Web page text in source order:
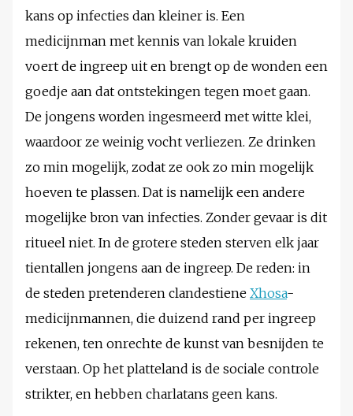
kans op infecties dan kleiner is. Een
medicijnman met kennis van lokale kruiden
voert de ingreep uit en brengt op de wonden een
goedje aan dat ontstekingen tegen moet gaan.
De jongens worden ingesmeerd met witte klei,
waardoor ze weinig vocht verliezen. Ze drinken
zo min mogelijk, zodat ze ook zo min mogelijk
hoeven te plassen. Dat is namelijk een andere
mogelijke bron van infecties. Zonder gevaar is dit
ritueel niet. In de grotere steden sterven elk jaar
tientallen jongens aan de ingreep. De reden: in
de steden pretenderen clandestiene Xhosa-
medicijnmannen, die duizend rand per ingreep
rekenen, ten onrechte de kunst van besnijden te
verstaan. Op het platteland is de sociale controle
strikter, en hebben charlatans geen kans.